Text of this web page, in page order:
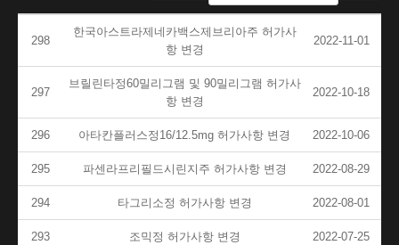
298
한국아스트라제네카백스제브리아주 허가사
항 변경
2022-11-01
297
브릴린타정60밀리그램 및 90밀리그램 허가사
항 변경
2022-10-18
296 아타칸플러스정16/12.5mg 허가사항 변경 2022-10-06
295 파센라프리필드시린지주 허가사항 변경 2022-08-29
294 타그리소정 허가사항 변경 2022-08-01
293 조믹정 허가사항 변경 2022-07-25